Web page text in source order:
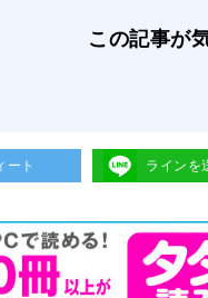
この記事が
ート ラインを